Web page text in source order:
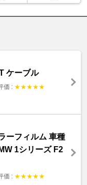
ケーブル
価 : ★★★★★
ーフィルム 車種
1シリーズ F2
価 : ★★★★★